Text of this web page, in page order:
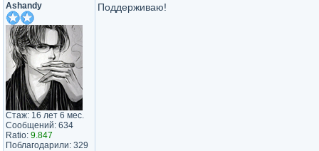
Ashandy
Стаж: 16 лет 6 мес.
Сообщений: 634
Ratio: 9.847
Поблагодарили: 329
Поддерживаю!